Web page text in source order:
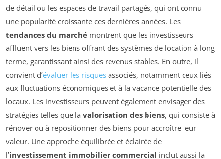
de détail ou les espaces de travail partagés, qui ont connu
une popularité croissante ces dernières années. Les
tendances du marché montrent que les investisseurs
affluent vers les biens offrant des systèmes de location à long
terme, garantissant ainsi des revenus stables. En outre, il
convient d’évaluer les risques associés, notamment ceux liés
aux fluctuations économiques et à la vacance potentielle des
locaux. Les investisseurs peuvent également envisager des
stratégies telles que la valorisation des biens, qui consiste à
rénover ou à repositionner des biens pour accroître leur
valeur. Une approche équilibrée et éclairée de
l’investissement immobilier commercial inclut aussi la